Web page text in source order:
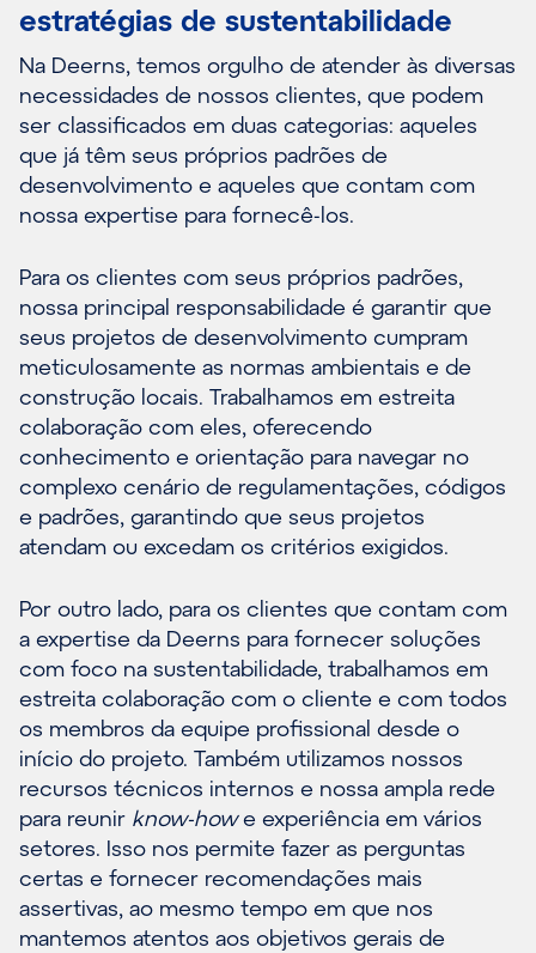
estratégias de sustentabilidade
Na Deerns, temos orgulho de atender às diversas
necessidades de nossos clientes, que podem
ser classificados em duas categorias: aqueles
que já têm seus próprios padrões de
desenvolvimento e aqueles que contam com
nossa expertise para fornecê-los.
Para os clientes com seus próprios padrões,
nossa principal responsabilidade é garantir que
seus projetos de desenvolvimento cumpram
meticulosamente as normas ambientais e de
construção locais. Trabalhamos em estreita
colaboração com eles, oferecendo
conhecimento e orientação para navegar no
complexo cenário de regulamentações, códigos
e padrões, garantindo que seus projetos
atendam ou excedam os critérios exigidos.
Por outro lado, para os clientes que contam com
a expertise da Deerns para fornecer soluções
com foco na sustentabilidade, trabalhamos em
estreita colaboração com o cliente e com todos
os membros da equipe profissional desde o
início do projeto. Também utilizamos nossos
recursos técnicos internos e nossa ampla rede
para reunir know-howe experiência em vários
setores. Isso nos permite fazer as perguntas
certas e fornecer recomendações mais
assertivas, ao mesmo tempo em que nos
mantemos atentos aos objetivos gerais de